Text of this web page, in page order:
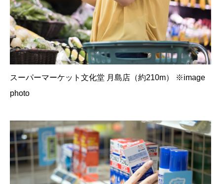
スーパーマーケット文化堂 月島店（約210m） ※image
photo